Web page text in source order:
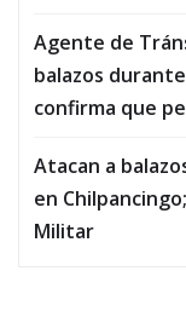
Agente de
balazos
confirma que
Atacan a
en
Militar